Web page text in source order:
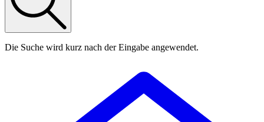
Die Suche wird kurz nach der Eingabe angewendet.